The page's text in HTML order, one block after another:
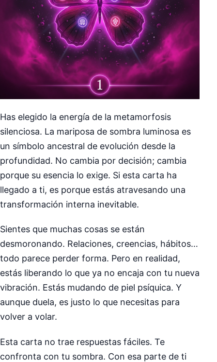
Has elegido la energía de la metamorfosis
silenciosa. La mariposa de sombra luminosa es
un símbolo ancestral de evolución desde la
profundidad. No cambia por decisión; cambia
porque su esencia lo exige. Si esta carta ha
llegado a ti, es porque estás atravesando una
transformación interna inevitable.
Sientes que muchas cosas se están
desmoronando. Relaciones, creencias, hábitos…
todo parece perder forma. Pero en realidad,
estás liberando lo que ya no encaja con tu nueva
vibración. Estás mudando de piel psíquica. Y
aunque duela, es justo lo que necesitas para
volver a volar.
Esta carta no trae respuestas fáciles. Te
confronta con tu sombra. Con esa parte de ti